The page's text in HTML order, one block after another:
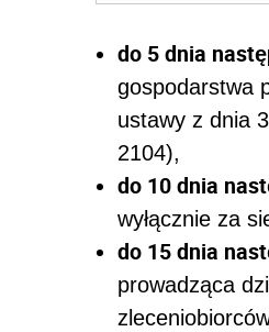
do 5 dnia
gospodarstwa
ustawy z dnia
2104),
do 10 dnia
wyłącznie za
do 15 dnia
prowadząca